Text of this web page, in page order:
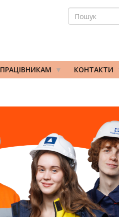
ПОШУК
ПРАЦІВНИКАМ КОНТАКТИ